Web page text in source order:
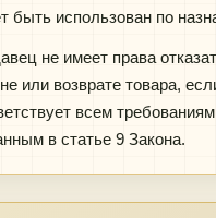
быть использован по
не имеет права
или возврате товара,
всем
в статье 9 Закона.